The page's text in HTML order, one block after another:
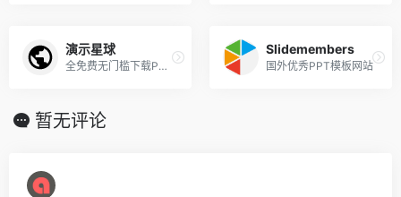
演示星球
全免费无门槛下载PPT模板
Slidemembers
国外优秀PPT模板网站
暂无评论